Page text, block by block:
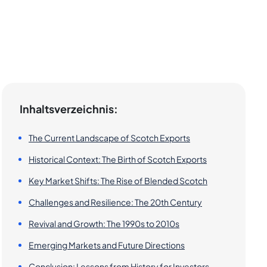
Inhaltsverzeichnis:
The Current Landscape of Scotch Exports
Historical Context: The Birth of Scotch Exports
Key Market Shifts: The Rise of Blended Scotch
Challenges and Resilience: The 20th Century
Revival and Growth: The 1990s to 2010s
Emerging Markets and Future Directions